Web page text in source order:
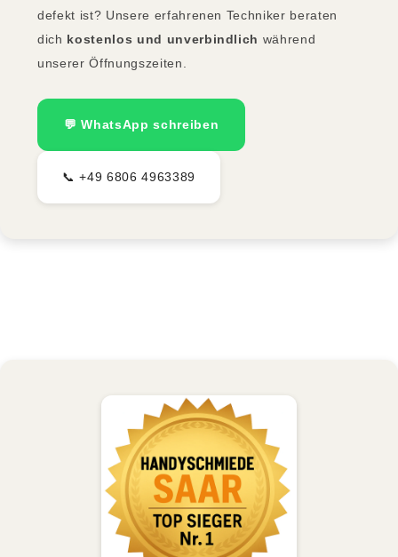
defekt ist? Unsere erfahrenen Techniker beraten
dich kostenlos und unverbindlich während
unserer Öffnungszeiten.
💬 WhatsApp schreiben
📞 +49 6806 4963389